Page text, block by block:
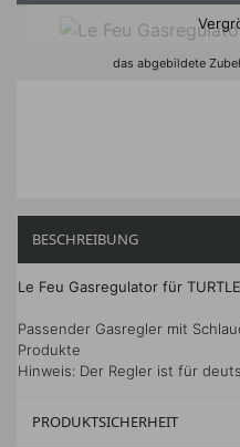
das abgebildete
BESCHREIBUNG
Le Feu Gasregulator für
Passender Gasregler mit
Produkte
Hinweis: Der Regler ist für
PRODUKTSICHERHEIT